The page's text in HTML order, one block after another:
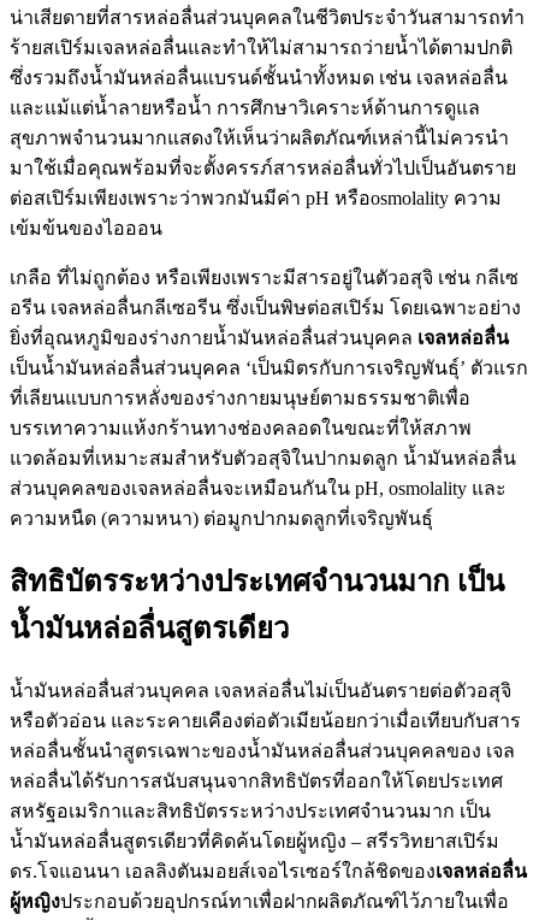
น่าเสียดายที่สารหล่อลื่นส่วนบุคคลในชีวิตประจำวันสามารถทำ
ร้ายสเปิร์มเจลหล่อลื่นและทำให้ไม่สามารถว่ายน้ำได้ตามปกติ
ซึ่งรวมถึงน้ำมันหล่อลื่นแบรนด์ชั้นนำทั้งหมด เช่น เจลหล่อลื่น
และแม้แต่น้ำลายหรือน้ำ การศึกษาวิเคราะห์ด้านการดูแล
สุขภาพจำนวนมากแสดงให้เห็นว่าผลิตภัณฑ์เหล่านี้ไม่ควรนำ
มาใช้เมื่อคุณพร้อมที่จะตั้งครรภ์สารหล่อลื่นทั่วไปเป็นอันตราย
ต่อสเปิร์มเพียงเพราะว่าพวกมันมีค่า pH หรือosmolality ความ
เข้มข้นของไอออน
เกลือ ที่ไม่ถูกต้อง หรือเพียงเพราะมีสารอยู่ในตัวอสุจิ เช่น กลีเซ
อรีน เจลหล่อลื่นกลีเซอรีน ซึ่งเป็นพิษต่อสเปิร์ม โดยเฉพาะอย่าง
ยิ่งที่อุณหภูมิของร่างกายน้ำมันหล่อลื่นส่วนบุคคล เจลหล่อลื่น
เป็นน้ำมันหล่อลื่นส่วนบุคคล ‘เป็นมิตรกับการเจริญพันธุ์’ ตัวแรก
ที่เลียนแบบการหลั่งของร่างกายมนุษย์ตามธรรมชาติเพื่อ
บรรเทาความแห้งกร้านทางช่องคลอดในขณะที่ให้สภาพ
แวดล้อมที่เหมาะสมสำหรับตัวอสุจิในปากมดลูก น้ำมันหล่อลื่น
ส่วนบุคคลของเจลหล่อลื่นจะเหมือนกันใน pH, osmolality และ
ความหนืด (ความหนา) ต่อมูกปากมดลูกที่เจริญพันธุ์
สิทธิบัตรระหว่างประเทศจำนวนมาก เป็น
น้ำมันหล่อลื่นสูตรเดียว
น้ำมันหล่อลื่นส่วนบุคคล เจลหล่อลื่นไม่เป็นอันตรายต่อตัวอสุจิ
หรือตัวอ่อน และระคายเคืองต่อตัวเมียน้อยกว่าเมื่อเทียบกับสาร
หล่อลื่นชั้นนำสูตรเฉพาะของน้ำมันหล่อลื่นส่วนบุคคลของ เจล
หล่อลื่นได้รับการสนับสนุนจากสิทธิบัตรที่ออกให้โดยประเทศ
สหรัฐอเมริกาและสิทธิบัตรระหว่างประเทศจำนวนมาก เป็น
น้ำมันหล่อลื่นสูตรเดียวที่คิดค้นโดยผู้หญิง – สรีรวิทยาสเปิร์ม
ดร.โจแอนนา เอลลิงตันมอยส์เจอไรเซอร์ใกล้ชิดของเจลหล่อลื่น
ผู้หญิงประกอบด้วยอุปกรณ์ทาเพื่อฝากผลิตภัณฑ์ไว้ภายในเพื่อ